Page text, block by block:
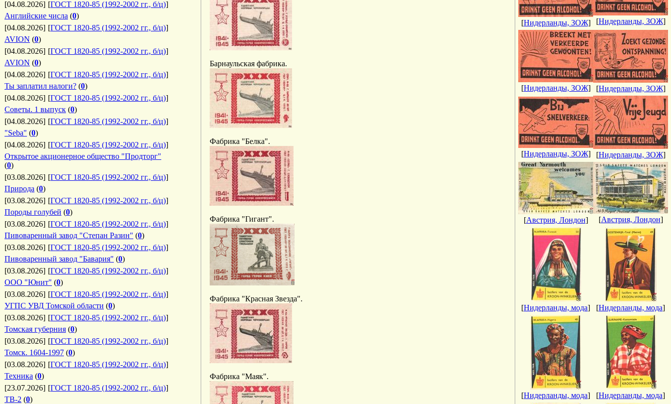
[04.08.2026] [ГОСТ 1820-85 (1992-2002 гг., б/ц)]
Английские числа (0)
[04.08.2026] [ГОСТ 1820-85 (1992-2002 гг., б/ц)]
AVION (0)
[04.08.2026] [ГОСТ 1820-85 (1992-2002 гг., б/ц)]
AVION (0)
[04.08.2026] [ГОСТ 1820-85 (1992-2002 гг., б/ц)]
Ты заплатил налоги? (0)
[04.08.2026] [ГОСТ 1820-85 (1992-2002 гг., б/ц)]
Советы. 1 выпуск (0)
[04.08.2026] [ГОСТ 1820-85 (1992-2002 гг., б/ц)]
"Seba" (0)
[04.08.2026] [ГОСТ 1820-85 (1992-2002 гг., б/ц)]
Открытое акционерное общество "Продторг"
(0)
[03.08.2026] [ГОСТ 1820-85 (1992-2002 гг., б/ц)]
Природа (0)
[03.08.2026] [ГОСТ 1820-85 (1992-2002 гг., б/ц)]
Породы голубей (0)
[03.08.2026] [ГОСТ 1820-85 (1992-2002 гг., б/ц)]
Пивоваренный завод "Степан Разин" (0)
[03.08.2026] [ГОСТ 1820-85 (1992-2002 гг., б/ц)]
Пивоваренный завод "Бавария" (0)
[03.08.2026] [ГОСТ 1820-85 (1992-2002 гг., б/ц)]
ООО "Юнит" (0)
[03.08.2026] [ГОСТ 1820-85 (1992-2002 гг., б/ц)]
УГПС УВД Томской области (0)
[03.08.2026] [ГОСТ 1820-85 (1992-2002 гг., б/ц)]
Томская губерния (0)
[03.08.2026] [ГОСТ 1820-85 (1992-2002 гг., б/ц)]
Томск. 1604-1997 (0)
[03.08.2026] [ГОСТ 1820-85 (1992-2002 гг., б/ц)]
Техника (0)
[23.07.2026] [ГОСТ 1820-85 (1992-2002 гг., б/ц)]
ТВ-2 (0)
Барнаульская фабрика.
Фабрика "Белка".
Фабрика "Гигант".
Фабрика "Красная Звезда".
Фабрика "Маяк".
[Нидерланды, ЗОЖ] [Нидерланды, ЗОЖ]
[Нидерланды, ЗОЖ] [Нидерланды, ЗОЖ]
[Нидерланды, ЗОЖ] [Нидерланды, ЗОЖ]
[Австрия, Лондон] [Австрия, Лондон]
[Нидерланды, мода] [Нидерланды, мода]
[Нидерланды, мода] [Нидерланды, мода]